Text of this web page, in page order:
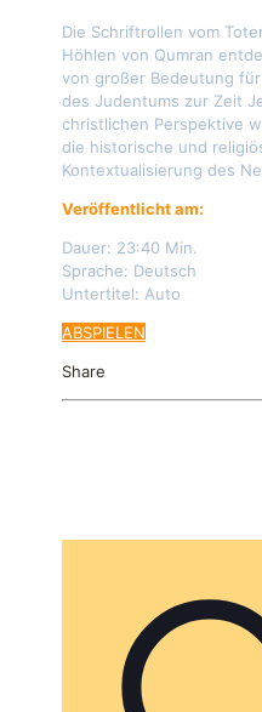
Die Schriftrollen vom
Höhlen von Qumran
von großer Bedeutung
des Judentums zur Zeit
christlichen Perspektive
die historische und
Kontextualisierung des
Veröffentlicht am:
Dauer: 23:40 Min.
Sprache: Deutsch
Untertitel: Auto
ABSPIELEN
Share